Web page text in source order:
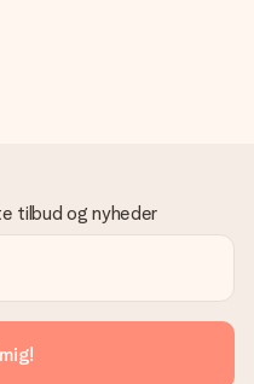
I tilfælde af
tage højde for en ekstra 3
gerne med at finde en
ordren?
Du modtager altid
du kan altid finde den i din
kan få gaven leveret
til en sand
tilbud og nyheder